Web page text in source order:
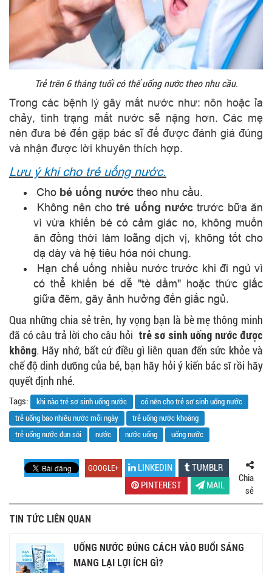
Trẻ trên 6 tháng tuổi có thể uống nước theo nhu cầu.
Trong các bệnh lý gây mất nước như: nôn hoặc ỉa
chảy, tình trạng mất nước sẽ nặng hơn. Các mẹ
nên đưa bé đến gặp bác sĩ để được đánh giá đúng
và nhận được lời khuyên thích hợp.
Lưu ý khi cho trẻ uống nước.
Cho bé uống nước theo nhu cầu.
Không nên chotrẻ uống nước trước bữa ăn
vì vừa khiến bé có cảm giác no, không muốn
ăn đồng thời làm loãng dịch vị, không tốt cho
dạ dày và hệ tiêu hóa nói chung.
Hạn chế uống nhiều nước trước khi đi ngủ vì
có thể khiến bé dễ "tè dầm" hoặc thức giấc
giữa đêm, gây ảnh hưởng đến giấc ngủ.
Qua những chia sẻ trên, hy vọng bạn là bè mẹ thông minh
đã có câu trả lời cho câu hỏi trẻ sơ sinh uống nước được
không. Hãy nhớ, bất cứ điều gì liên quan đến sức khỏe và
chế độ dinh dưỡng của bé, bạn hãy hỏi ý kiến bác sĩ rồi hãy
quyết định nhé.
Tags: khi nào trẻ sơ sinh uống nước
có nên cho trẻ sơ sinh uống nước
trẻ uống bao nhiêu nước mỗi ngày
trẻ uống nước khoáng
trẻ uống nước đun sôi
nước nước uống uống nước
GOOGLE+ LINKEDIN
TUMBLR
PINTEREST
MAIL
Chia
sẻ
TIN TỨC LIÊN QUAN
UỐNG NƯỚC ĐÚNG CÁCH VÀO BUỔI SÁNG
MANG LẠI LỢI ÍCH GÌ?